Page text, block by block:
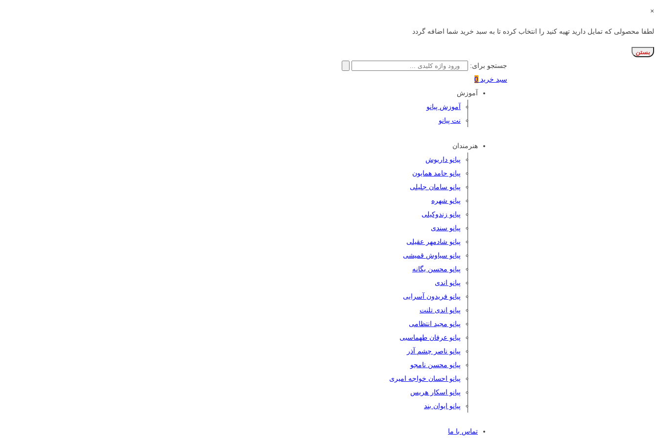
×
لطفا محصولی که تمایل دارید تهیه کنید را انتخاب کرده تا به سبد خرید شما اضافه گردد
بستن
جستجو برای:
سبد خرید 0
آموزش
آموزش پیانو
نت پیانو
هنرمندان
پیانو داریوش
پیانو حامد همایون
پیانو سامان جلیلی
پیانو شهره
پیانو زندوکیلی
پیانو سندی
پیانو شادمهر عقیلی
پیانو سیاوش قمیشی
پیانو محسن یگانه
پیانو اندی
پیانو فریدون آسرایی
پیانو اندی تلنت
پیانو مجید انتظامی
پیانو عرفان طهماسبی
پیانو ناصر چشم آذر
پیانو محسن نامجو
پیانو احسان خواجه امیری
پیانو اسکار هریس
پیانو ایوان بند
تماس با ما